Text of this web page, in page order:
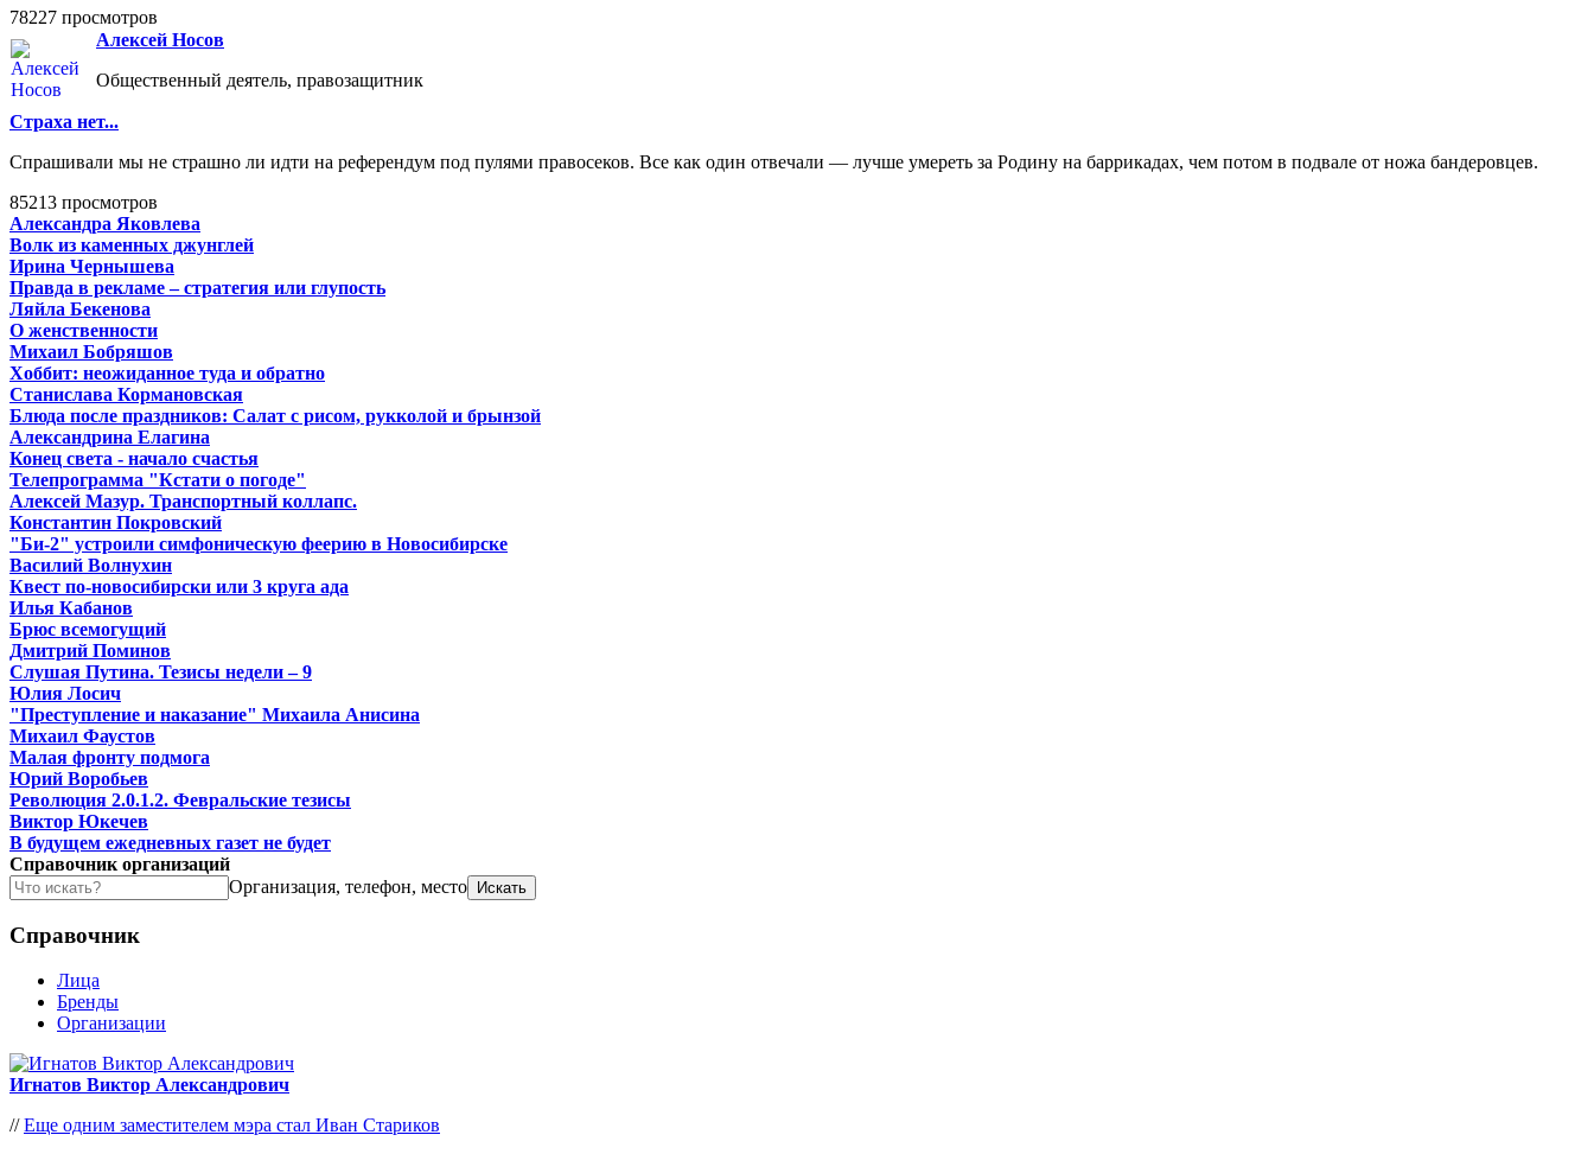
78227 просмотров
Алексей Носов
Общественный деятель, правозащитник
Страха нет...
Спрашивали мы не страшно ли идти на референдум под пулями правосеков. Все как один отвечали — лучше умереть за Родину на баррикадах, чем потом в подвале от ножа бандеровцев.
85213 просмотров
Александра Яковлева
Волк из каменных джунглей
Ирина Чернышева
Правда в рекламе – стратегия или глупость
Ляйла Бекенова
О женственности
Михаил Бобряшов
Хоббит: неожиданное туда и обратно
Станислава Кормановская
Блюда после праздников: Салат с рисом, рукколой и брынзой
Александрина Елагина
Конец света - начало счастья
Телепрограмма "Кстати о погоде"
Алексей Мазур. Транспортный коллапс.
Константин Покровский
"Би-2" устроили симфоническую феерию в Новосибирске
Василий Волнухин
Квест по-новосибирски или 3 круга ада
Илья Кабанов
Брюс всемогущий
Дмитрий Поминов
Слушая Путина. Тезисы недели – 9
Юлия Лосич
"Преступление и наказание" Михаила Анисина
Михаил Фаустов
Малая фронту подмога
Юрий Воробьев
Революция 2.0.1.2. Февральские тезисы
Виктор Юкечев
В будущем ежедневных газет не будет
Справочник организаций
Организация, телефон, место
Справочник
Лица
Бренды
Организации
Игнатов Виктор Александрович
//Еще одним заместителем мэра стал Иван Стариков